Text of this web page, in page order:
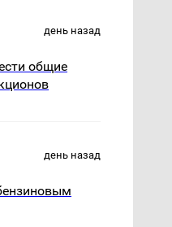
день назад
общие
день назад